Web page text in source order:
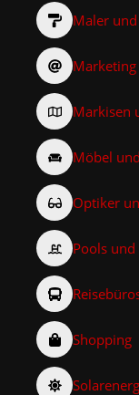
Maler
Marketing
Markisen
Möbel
Optiker
Pools
Shopping